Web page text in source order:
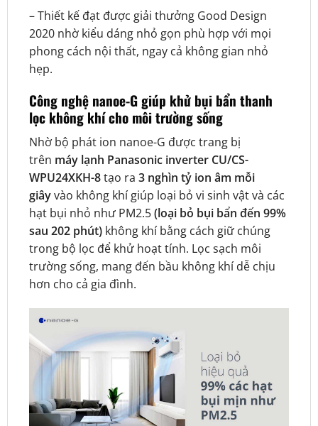
– Thiết kế đạt được giải thưởng Good Design
2020 nhờ kiểu dáng nhỏ gọn phù hợp với mọi
phong cách nội thất, ngay cả không gian nhỏ
hẹp.
Công nghệ nanoe-G giúp khử bụi bẩn thanh
lọc không khí cho môi trường sống
Nhờ bộ phát ion nanoe-G được trang bị
trên máy lạnh Panasonic inverter CU/CS-
WPU24XKH-8tạo ra 3 nghìn tỷ ion âm mỗi
giâyvào không khí giúp loại bỏ vi sinh vật và các
hạt bụi nhỏ như PM2.5(loại bỏ bụi bẩn đến 99%
sau 202 phút) không khí bằng cách giữ chúng
trong bộ lọc để khử hoạt tính. Lọc sạch môi
trường sống, mang đến bầu không khí dễ chịu
hơn cho cả gia đình.